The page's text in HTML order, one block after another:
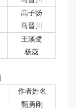
高子扬
马晋川
王溪鹭
杨蕊
作者姓名
甄勇刚